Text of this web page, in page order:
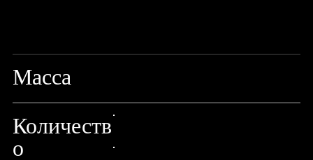
Масса
Количеств
о